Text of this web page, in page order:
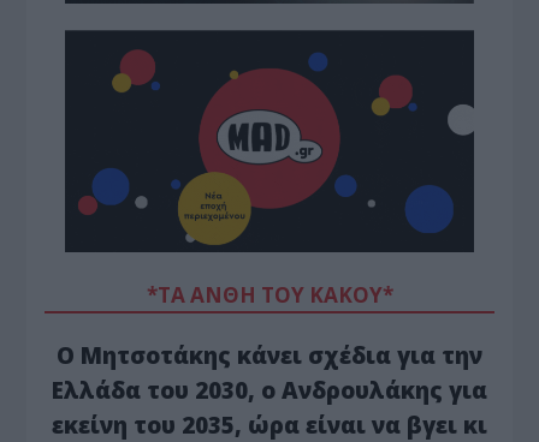
*ΤΑ ΆΝΘΗ ΤΟΥ ΚΑΚΟΎ*
Ο Μητσοτάκης κάνει σχέδια για την
Ελλάδα του 2030, ο Ανδρουλάκης για
εκείνη του 2035, ώρα είναι να βγει κι